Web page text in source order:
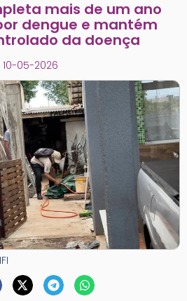
mais de um ano
dengue e mantém
da doença
10-05-2026